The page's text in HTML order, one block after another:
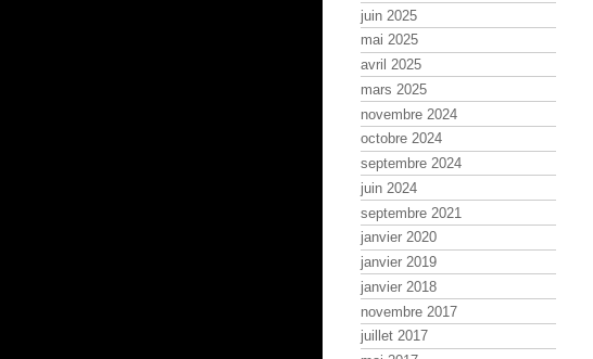
juin 2025
mai 2025
avril 2025
mars 2025
novembre 2024
octobre 2024
septembre 2024
juin 2024
septembre 2021
janvier 2020
janvier 2019
janvier 2018
novembre 2017
juillet 2017